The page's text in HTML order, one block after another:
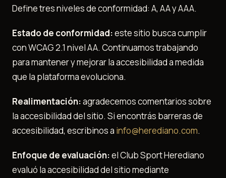
Define tres niveles de conformidad: A, AA y AAA.
Estado de conformidad:este sitio busca cumplir
con WCAG 2.1 nivel AA. Continuamos trabajando
para mantener y mejorar la accesibilidad a medida
que la plataforma evoluciona.
Realimentación:agradecemos comentarios sobre
la accesibilidad del sitio. Si encontrás barreras de
accesibilidad, escribinos a info@herediano.com.
Enfoque de evaluación:el Club Sport Herediano
evaluó la accesibilidad del sitio mediante